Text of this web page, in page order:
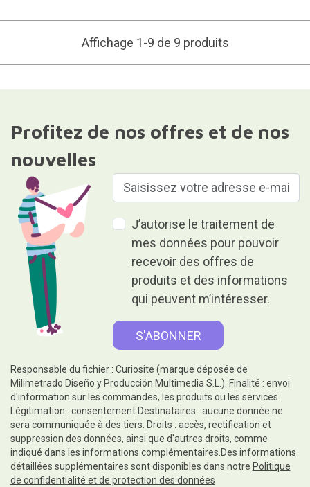
Affichage 1-9 de 9 produits
Profitez de nos offres et de nos
nouvelles
J’autorise le traitement de
mes données pour pouvoir
recevoir des offres de
produits et des informations
qui peuvent m’intéresser.
Responsable du fichier : Curiosite (marque déposée de
Milimetrado Diseño y Producción Multimedia S.L.). Finalité : envoi
d'information sur les commandes, les produits ou les services.
Légitimation : consentement.Destinataires : aucune donnée ne
sera communiquée à des tiers. Droits : accès, rectification et
suppression des données, ainsi que d'autres droits, comme
indiqué dans les informations complémentaires.Des informations
détaillées supplémentaires sont disponibles dans notre Politique
de confidentialité et de protection des données